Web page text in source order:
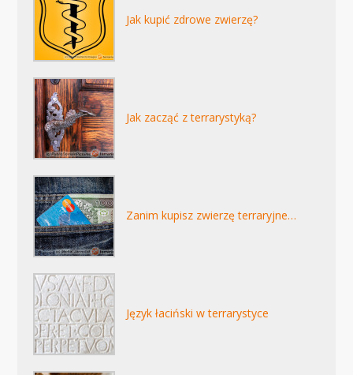
Jak kupić zdrowe zwierzę?
Jak zacząć z terrarystyką?
Zanim kupisz zwierzę terraryjne…
Język łaciński w terrarystyce